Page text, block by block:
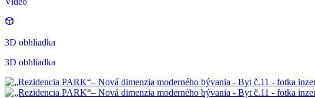
3D obhliadka
3D obhliadka